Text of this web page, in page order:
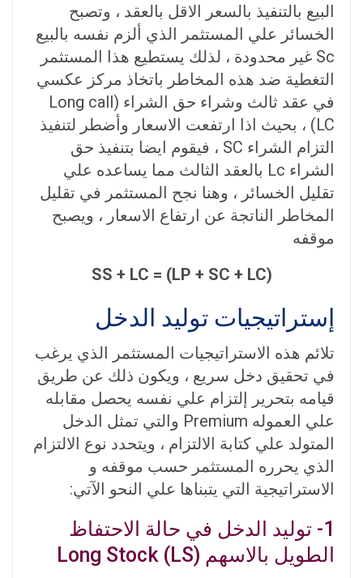
البيع بالتنفيذ بالسعر الاقل بالعقد ، وتصبح
الخسائر علي المستثمر الذي ألزم نفسه بالبيع
Sc غير محدودة ، لذلك يستطيع هذا المستثمر
التغطية ضد هذه المخاطر باتخاذ مركز عكسي
في عقد ثالث وشراء حق الشراء (Long call
(LC ، بحيث اذا ارتفعت الاسعار وأضطر لتنفيذ
التزام الشراء SC ، فيقوم ايضا بتنفيذ حق
الشراء Lc بالعقد الثالث مما يساعده علي
تقليل الخسائر ، وهنا نجح المستثمر في تقليل
المخاطر الناتجة عن ارتفاع الاسعار ، ويصبح
موقفه
SS + LC = (LP + SC + LC)
إستراتيجيات توليد الدخل
تلائم هذه الاستراتيجيات المستثمر الذي يرغب
في تحقيق دخل سريع ، ويكون ذلك عن طريق
قيامه بتحرير إلتزام علي نفسه يحصل مقابله
علي العموله Premium والتي تمثل الدخل
المتولد علي كتابة الالتزام ، ويتحدد نوع الالتزام
الذي يحرره المستثمر حسب موقفه و
الاستراتيجية التي يتبناها علي النحو الآتي:
1- توليد الدخل في حالة الاحتفاظ
الطويل بالاسهم (Long Stock (LS